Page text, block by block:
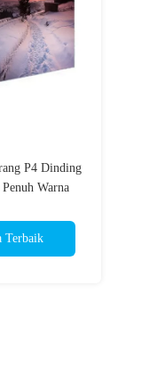
P4 Dinding
Warna
Terbaik